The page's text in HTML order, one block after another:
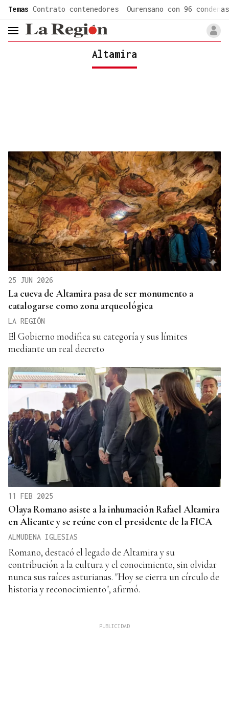
Temas Contrato contenedores Ourensano con 96 condenas
header.menu.open
Altamira
25 JUN 2026
La cueva de Altamira pasa de ser monumento a
catalogarse como zona arqueológica
LA REGIÓN
El Gobierno modifica su categoría y sus límites
mediante un real decreto
11 FEB 2025
Olaya Romano asiste a la inhumación Rafael Altamira
en Alicante y se reúne con el presidente de la FICA
ALMUDENA IGLESIAS
Romano, destacó el legado de Altamira y su
contribución a la cultura y el conocimiento, sin olvidar
nunca sus raíces asturianas. "Hoy se cierra un círculo de
historia y reconocimiento", afirmó.